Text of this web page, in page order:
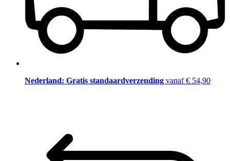
Nederland: Gratis standaardverzending vanaf € 54,90